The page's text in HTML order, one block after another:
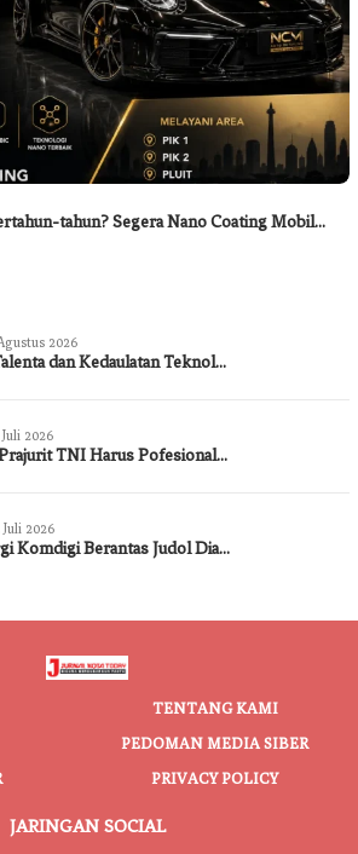
tahun? Segera Nano Coating Mobil…
2026
dan Kedaulatan Teknol…
Juli 2026
TNI Harus Pofesional…
Juli 2026
Komdigi Berantas Judol Dia…
TENTANG KAMI
PEDOMAN MEDIA SIBER
PRIVACY POLICY
JARINGAN SOCIAL